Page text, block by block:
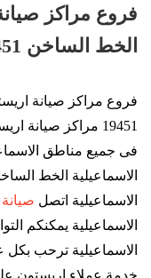
فروع مراكز
الخط الساخن 19451
فروع مراكز صيانة
19451 مراكز
فى جميع مناطق
الاسماعيلية اتصل
الاسماعيلية يمكنكم
الاسماعيلية ترحب بكل
خدمة عملاء اريستون